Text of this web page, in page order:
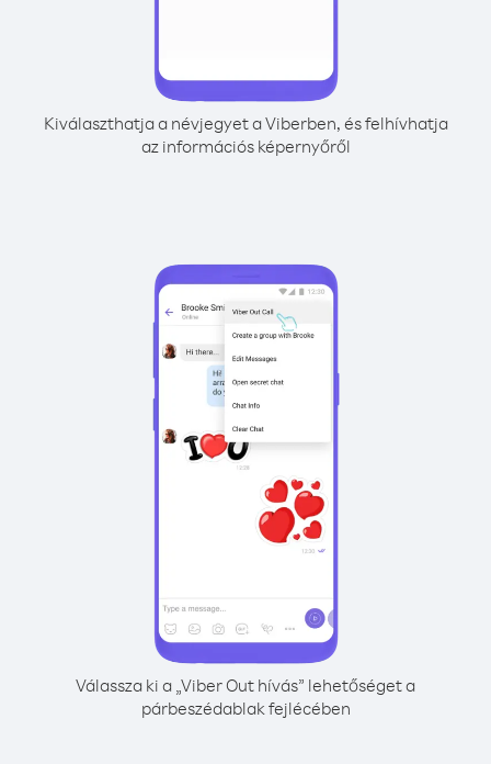
Kiválaszthatja a névjegyet a Viberben, és felhívhatja
az információs képernyőről
Válassza ki a „Viber Out hívás” lehetőséget a
párbeszédablak fejlécében